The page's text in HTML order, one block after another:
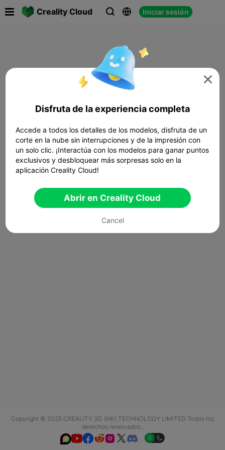
Creality Cloud   Iniciar sesión
Copyright © 2025 CREALITY 3D (HK) TECHNOLOGY LIMITED Todos los
derechos reservados.,
  

Disfruta de la experiencia completa
Accede a todos los detalles de los modelos, disfruta de un
corte en la nube sin interrupciones y de la impresión con
un solo clic. ¡Interactúa con los modelos para ganar puntos
exclusivos y desbloquear más sorpresas solo en la
aplicación Creality Cloud!
Abrir en Creality Cloud
Cancel